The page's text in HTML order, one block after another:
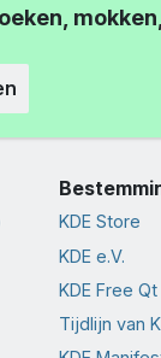
KDE Store
KDE e.V.
KDE Free
Tijdlijn van